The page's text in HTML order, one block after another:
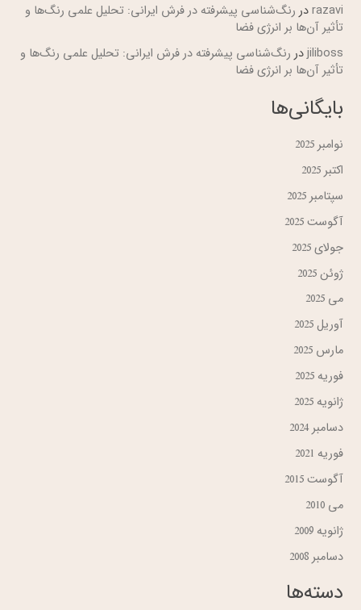
razaviدر رنگ‌شناسی پیشرفته در فرش ایرانی: تحلیل علمی رنگ‌ها و
تأثیر آن‌ها بر انرژی فضا
jilibossدر رنگ‌شناسی پیشرفته در فرش ایرانی: تحلیل علمی رنگ‌ها و
تأثیر آن‌ها بر انرژی فضا
بایگانی‌ها
نوامبر 2025
اکتبر 2025
سپتامبر 2025
آگوست 2025
جولای 2025
ژوئن 2025
می 2025
آوریل 2025
مارس 2025
فوریه 2025
ژانویه 2025
دسامبر 2024
فوریه 2021
آگوست 2015
می 2010
ژانویه 2009
دسامبر 2008
دسته‌ها